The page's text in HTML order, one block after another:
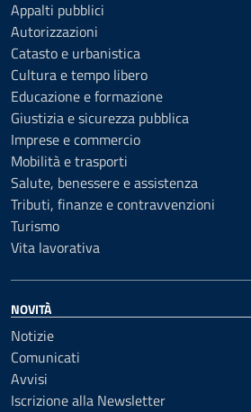
Appalti pubblici
Autorizzazioni
Catasto e urbanistica
Cultura e tempo libero
Educazione e formazione
Giustizia e sicurezza pubblica
Imprese e commercio
Mobilità e trasporti
Salute, benessere e assistenza
Tributi, finanze e contravvenzioni
Turismo
Vita lavorativa
NOVITÀ
Notizie
Comunicati
Avvisi
Iscrizione alla Newsletter